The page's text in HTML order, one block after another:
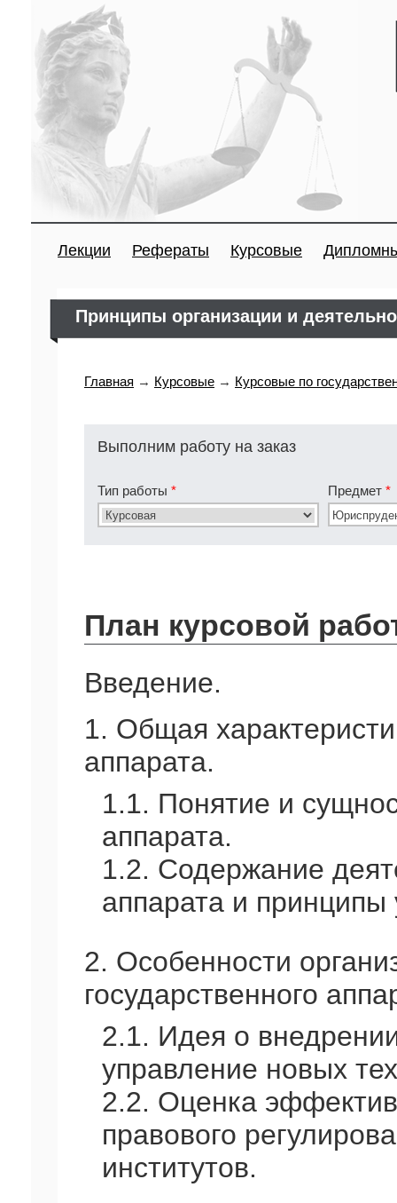
Лекции Рефераты Курсовые
Принципы организации и
Главная → Курсовые → Курсовые по
Выполним работу на заказ
Тип работы * Предмет *
План курсовой
Введение.
1. Общая
аппарата.
1.1. Понятие и
аппарата.
1.2. Содержание
аппарата и принципы
2. Особенности
государственного
2.1. Идея о
управление новых
2.2. Оценка
правового
институтов.